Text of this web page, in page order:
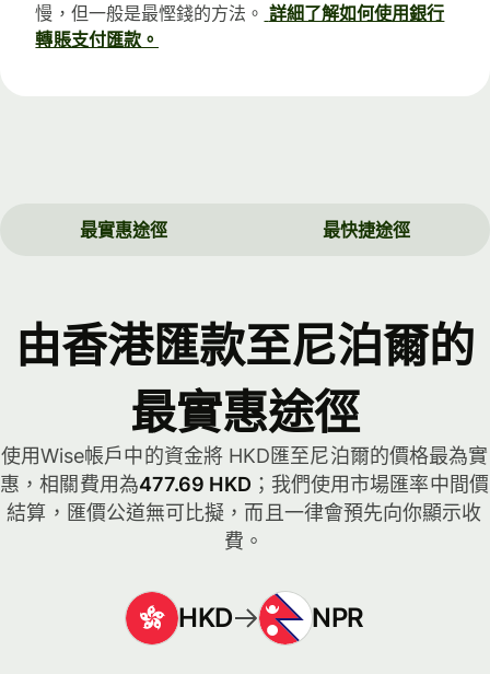
慢，但一般是最慳錢的方法。 詳細了解如何使用銀行
轉賬支付匯款。
最實惠途徑 最快捷途徑
由香港匯款至尼泊爾的
最實惠途徑
使用Wise帳戶中的資金將 HKD匯至尼泊爾的價格最為實
惠，相關費用為477.69 HKD ；我們使用市場匯率中間價
結算，匯價公道無可比擬，而且一律會預先向你顯示收
費。
HKD NPR